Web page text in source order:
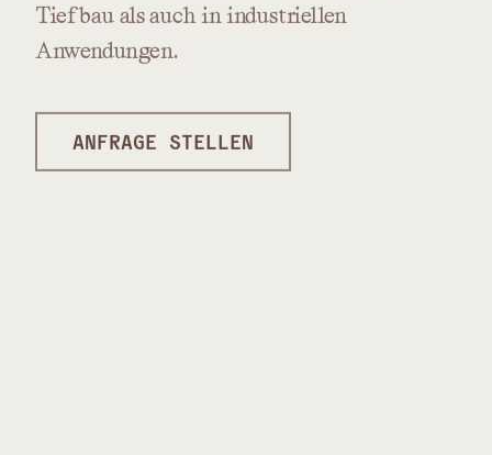
Tiefbau alsauch in industriellen
Anwendungen.
ANFRAGE STELLEN